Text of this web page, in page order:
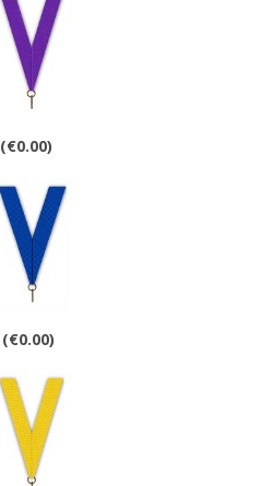
(€0.00)
(€0.00)